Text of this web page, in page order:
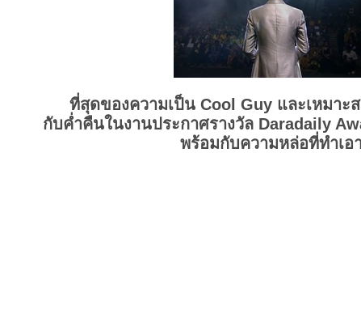
ที่สุดของความเป็น Cool Guy และเหมา
กับค่ำคืนในงานประกาศรางวัล Daradaily
พร้อมกับความหล่อที่ทำเอ